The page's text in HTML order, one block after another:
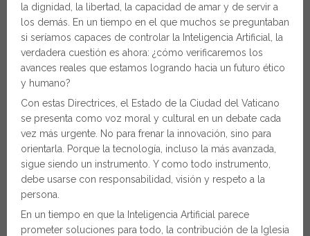
la dignidad, la libertad, la capacidad de amar y de servir a
los demás. En un tiempo en el que muchos se preguntaban
si seríamos capaces de controlar la Inteligencia Artificial, la
verdadera cuestión es ahora: ¿cómo verificaremos los
avances reales que estamos logrando hacia un futuro ético
y humano?
Con estas Directrices, el Estado de la Ciudad del Vaticano
se presenta como voz moral y cultural en un debate cada
vez más urgente. No para frenar la innovación, sino para
orientarla. Porque la tecnología, incluso la más avanzada,
sigue siendo un instrumento. Y como todo instrumento,
debe usarse con responsabilidad, visión y respeto a la
persona.
En un tiempo en que la Inteligencia Artificial parece
prometer soluciones para todo, la contribución de la Iglesia